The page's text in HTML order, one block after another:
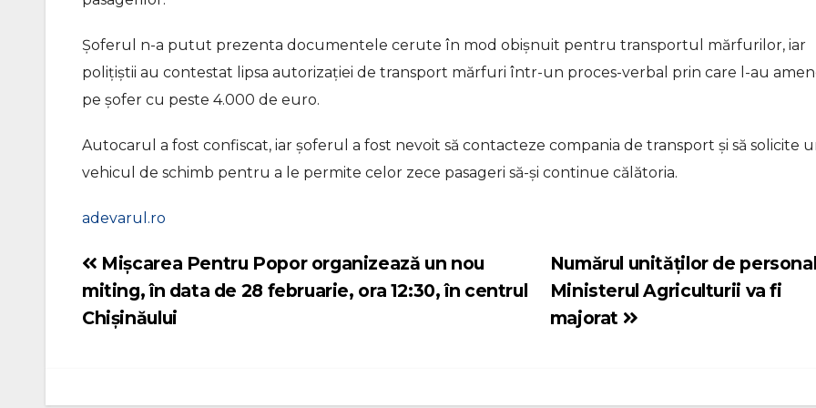
Șoferul n-a putut prezenta documentele cerute în mod obișnuit pentru transportul mărfurilor, iar
polițiștii au contestat lipsa autorizației de transport mărfuri într-un proces-verbal prin care l-au
pe șofer cu peste 4.000 de euro.
Autocarul a fost confiscat, iar șoferul a fost nevoit să contacteze compania de transport și să solicite
vehicul de schimb pentru a le permite celor zece pasageri să-și continue călătoria.
adevarul.ro
Navigare
în
Numărul unităților de
Ministerul Agriculturii va fi
majorat
Mișcarea Pentru Popor organizează un nou
miting, în data de 28 februarie, ora 12:30, în centrul
Chișinăului